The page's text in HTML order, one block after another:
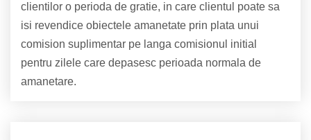
clientilor o perioda de gratie, in care clientul poate sa
isi revendice obiectele amanetate prin plata unui
comision suplimentar pe langa comisionul initial
pentru zilele care depasesc perioada normala de
amanetare.